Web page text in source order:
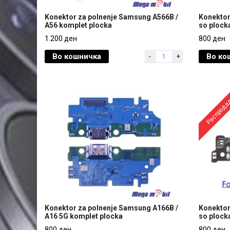
Konektor za polnenje Samsung A566B /
1.200 ден
Konektor za polnenje Samsung A566B /
A56 komplet plocka
1.200 ден
Во кошничка - +
Konektor
800 ден
so
800 ден
Во
Konektor za polnenje Samsung A166B /
A16 5G komplet plocka
so